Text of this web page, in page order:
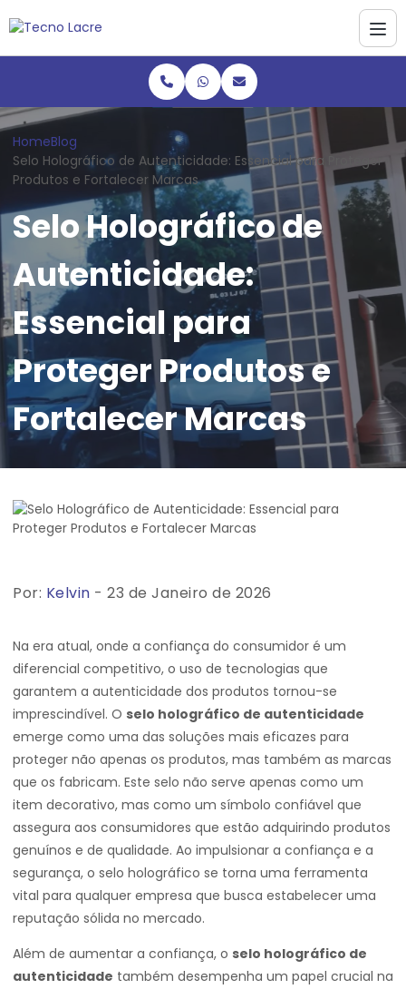
HomeBlog
Selo Holográfico de Autenticidade: Essencial para Proteger
Produtos e Fortalecer Marcas
Selo Holográfico de
Autenticidade:
Essencial para
Proteger Produtos e
Fortalecer Marcas
Por: Kelvin - 23 de Janeiro de 2026
Na era atual, onde a confiança do consumidor é um
diferencial competitivo, o uso de tecnologias que
garantem a autenticidade dos produtos tornou-se
imprescindível. O selo holográfico de autenticidade
emerge como uma das soluções mais eficazes para
proteger não apenas os produtos, mas também as marcas
que os fabricam. Este selo não serve apenas como um
item decorativo, mas como um símbolo confiável que
assegura aos consumidores que estão adquirindo produtos
genuínos e de qualidade. Ao impulsionar a confiança e a
segurança, o selo holográfico se torna uma ferramenta
vital para qualquer empresa que busca estabelecer uma
reputação sólida no mercado.
Além de aumentar a confiança, o selo holográfico de
autenticidade também desempenha um papel crucial na